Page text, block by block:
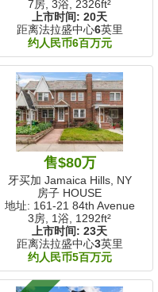
7房, 3浴, 2326ft²
上市时间: 20天
距离法拉盛中心6英里
约人民币6百万元
售$80万
牙买加 Jamaica Hills, NY
房子 HOUSE
地址: 161-21 84th Avenue
3房, 1浴, 1292ft²
上市时间: 23天
距离法拉盛中心3英里
约人民币5百万元